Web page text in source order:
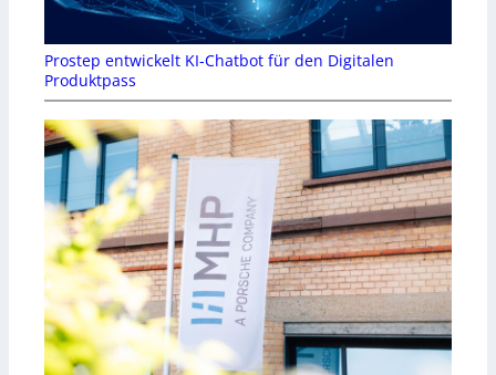
Prostep entwickelt KI-Chatbot für den Digitalen
Produktpass